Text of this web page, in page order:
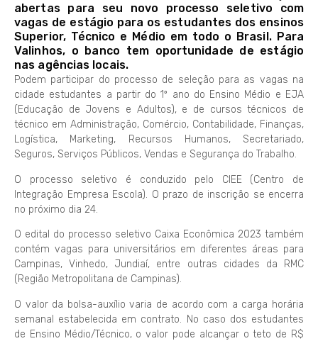
abertas para seu novo processo seletivo com
vagas de estágio para os estudantes dos ensinos
Superior, Técnico e Médio em todo o Brasil. Para
Valinhos, o banco tem oportunidade de estágio
nas agências locais.
Podem participar do processo de seleção para as vagas na
cidade estudantes a partir do 1º ano do Ensino Médio e EJA
(Educação de Jovens e Adultos), e de cursos técnicos de
técnico em Administração, Comércio, Contabilidade, Finanças,
Logística, Marketing, Recursos Humanos, Secretariado,
Seguros, Serviços Públicos, Vendas e Segurança do Trabalho.
O processo seletivo é conduzido pelo CIEE (Centro de
Integração Empresa Escola). O prazo de inscrição se encerra
no próximo dia 24.
O edital do processo seletivo Caixa Econômica 2023 também
contém vagas para universitários em diferentes áreas para
Campinas, Vinhedo, Jundiaí, entre outras cidades da RMC
(Região Metropolitana de Campinas).
O valor da bolsa-auxílio varia de acordo com a carga horária
semanal estabelecida em contrato. No caso dos estudantes
de Ensino Médio/Técnico, o valor pode alcançar o teto de R$